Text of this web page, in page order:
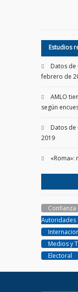
Estudios
Datos de
febrero de
AMLO
según
Datos de
2019
«Roma»:
Autoridades
Medios y
Electoral